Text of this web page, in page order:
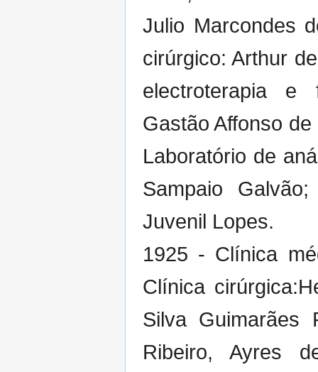
Julio Marcondes
cirúrgico: Arthur
electroterapia e
Gastão Affonso
Laboratório de
Sampaio
Juvenil Lopes.
1925 - Clínica
Clínica
Silva Guimarães
Ribeiro, Ayres